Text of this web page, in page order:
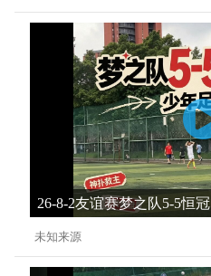
26-8-2友谊赛梦之队5-5恒冠
未知来源